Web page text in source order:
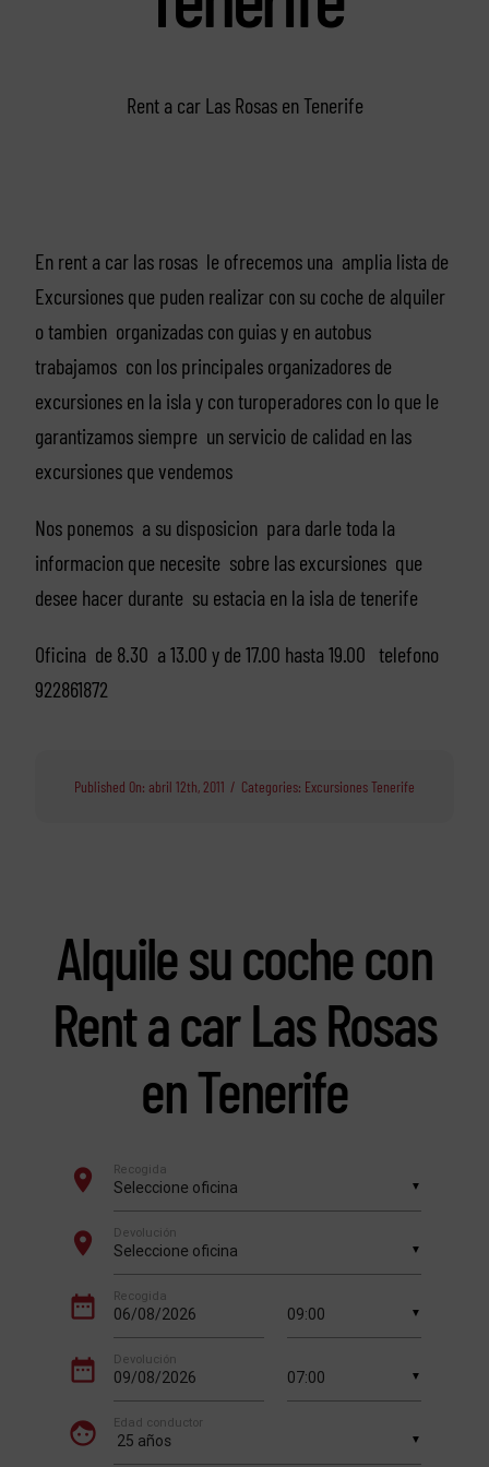
Rent a car Las Rosas en Tenerife
En rent a car las rosas le ofrecemos una amplia lista de
Excursiones que puden realizar con su coche de alquiler
o tambien organizadas con guias y en autobus
trabajamos con los principales organizadores de
excursiones en la isla y con turoperadores con lo que le
garantizamos siempre un servicio de calidad en las
excursiones que vendemos
Nos ponemos a su disposicion para darle toda la
informacion que necesite sobre las excursiones que
desee hacer durante su estacia en la isla de tenerife
Oficina de 8.30 a 13.00 y de 17.00 hasta 19.00 telefono
922861872
Published On: abril 12th, 2011 / Categories: Excursiones Tenerife
Alquile su coche con
Rent a car Las Rosas
en Tenerife